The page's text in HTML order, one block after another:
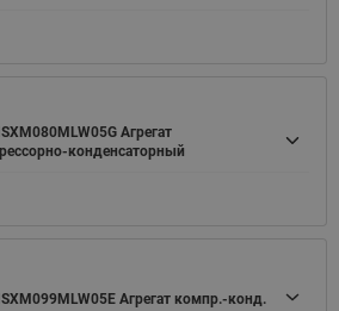
Агрегат
конденсаторный
Агрегат компр.-конд.